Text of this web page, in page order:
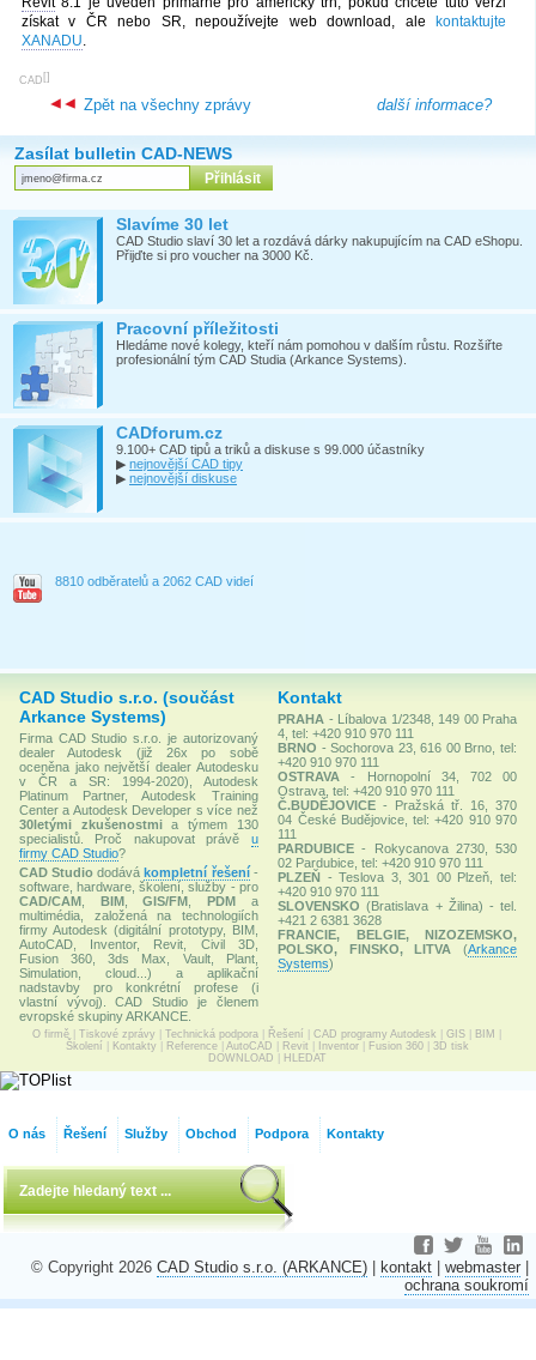
získat v ČR nebo SR, nepoužívejte web download, ale
kontaktujte
XANADU.
[
CAD ]
další informace?
Zpět na všechny zprávy
Zasílat bulletin CAD-NEWS
Slavíme 30 let
CAD Studio slaví 30 let a rozdává dárky nakupujícím na CAD eShopu.
Přijďte si pro voucher na 3000 Kč.
Pracovní příležitosti
Hledáme nové kolegy, kteří nám pomohou v dalším růstu. Rozšiřte
profesionální tým CAD Studia (Arkance Systems).
CADforum.cz
9.100+ CAD tipů a triků a diskuse s 99.000 účastníky
▶ nejnovější CAD tipy
▶ nejnovější diskuse
8810 odběratelů a 2062 CAD videí
CAD Studio s.r.o. (součást
Arkance Systems)
Firma CAD Studio s.r.o. je autorizovaný
dealer Autodesk (již 26x po sobě
oceněna jako největší dealer Autodesku
v ČR a SR: 1994-2020), Autodesk
Platinum Partner, Autodesk Training
Center a Autodesk Developer s více než
30letými zkušenostmia týmem 130
specialistů. Proč nakupovat právě u
firmy CAD Studio?
CAD Studio dodávákompletní řešení-
software, hardware, školení, služby - pro
CAD/CAM
BIM,GIS/FM ,PDM a
multimédia, založená na technologiích
firmy Autodesk (digitální prototypy, BIM,
AutoCAD, Inventor, Revit, Civil 3D,
Fusion 360, 3ds Max, Vault, Plant,
Simulation, cloud...) a aplikační
nadstavby pro konkrétní profese (i
vlastní vývoj). CAD Studio je členem
evropské skupiny ARKANCE.
Kontakt
PRAHA - Líbalova 1/2348, 149 00 Praha
4, tel: +420 910 970 111
BRNO - Sochorova 23, 616 00 Brno, tel:
+420 910 970 111
OSTRAVA
- Hornopolní 34, 702 00
Ostrava, tel: +420 910 970 111
Č.BUDĚJOVICE - Pražská tř. 16, 370
04 České Budějovice, tel: +420 910 970
111
PARDUBICE - Rokycanova 2730, 530
02 Pardubice, tel: +420 910 970 111
PLZEŇ - Teslova 3, 301 00 Plzeň, tel:
+420 910 970 111
SLOVENSKO (Bratislava + Žilina) - tel.
+421 2 6381 3628
FRANCIE, BELGIE, NIZOZEMSKO,
POLSKO, FINSKO, LITVA
(Arkance
Systems)
O firmě Tiskové zprávy Technická podpora Řešení CAD programy Autodesk GIS BIM
Školení
Kontakty Reference| AutoCAD Revit Inventor| Fusion 360| 3D tisk
DOWNLOAD
HLEDAT
O nás Řešení Služby Obchod Podpora Kontakty
© Copyright 2026 CAD Studio s.r.o. (ARKANCE) kontakt webmaster
ochrana soukromí